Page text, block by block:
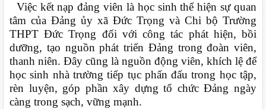
Việc kết nạp đảng viên là học sinh thể hiện sự quan
tâm của Đảng ủy xã Đức Trọng và Chi bộ Trường
THPT Đức Trọng đối với công tác phát hiện, bồi
dưỡng, tạo nguồn phát triển Đảng trong đoàn viên,
thanh niên. Đây cũng là nguồn động viên, khích lệ để
học sinh nhà trường tiếp tục phấn đấu trong học tập,
rèn luyện, góp phần xây dựng tổ chức Đảng ngày
càng trong sạch, vững mạnh.